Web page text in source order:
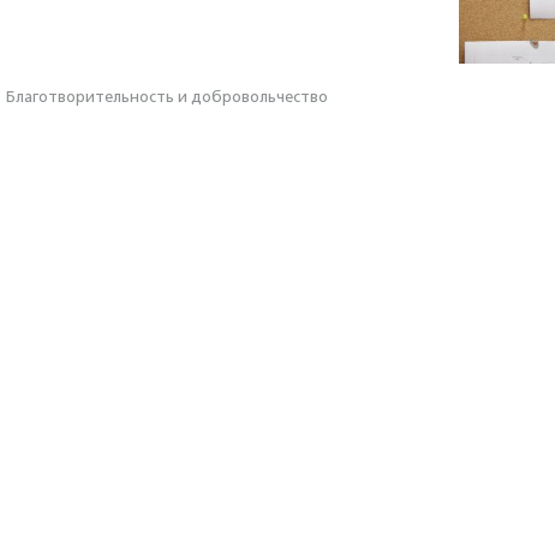
Благотвори­тель­ность и доброволь­чест­во